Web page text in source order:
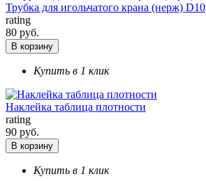
Трубка для игольчатого крана (нерж) D10
rating
80 руб.
В корзину
Купить в 1 клик
Наклейка таблица плотности
rating
90 руб.
В корзину
Купить в 1 клик